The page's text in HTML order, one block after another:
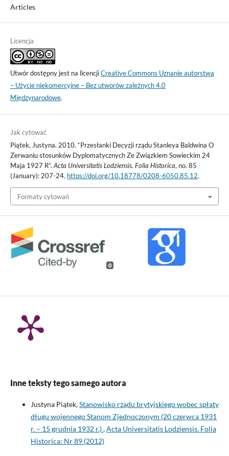
Articles
Licencja
Utwór dostępny jest na licencjiCreative Commons Uznanie autorstwa
– Użycie niekomercyjne – Bez utworów zależnych 4.0
Międzynarodowe.
Jak cytować
Piątek, Justyna. 2010. “Przesłanki Decyzji rządu Stanleya Baldwina O
Zerwaniu stosunków Dyplomatycznych Ze Związkiem Sowieckim 24
Maja 1927 R”.Acta Universitatis Lodziensis. Folia Historica, no. 85
(January): 207-24. https://doi.org/10.18778/0208-6050.85.12.
Formaty cytowań
0
Inne teksty tego samego autora
Justyna Piątek,Stanowisko rządu brytyjskiego wobec spłaty
długu wojennego Stanom Zjednoczonym (20 czerwca 1931
r. – 15 grudnia 1932 r.),Acta Universitatis Lodziensis. Folia
Historica: Nr 89 (2012)